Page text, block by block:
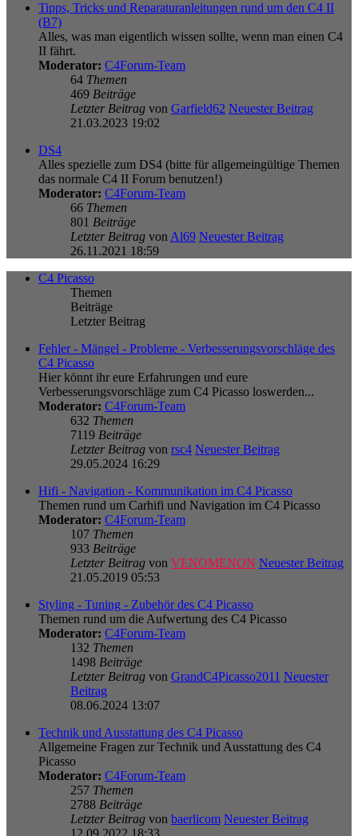
Tipps, Tricks und Reparaturanleitungen rund um den C4 II
(B7)
Alles, was man eigentlich wissen sollte, wenn man einen C4
II fährt.
Moderator: C4Forum-Team
64 Themen
469 Beiträge
Letzter Beitrag von Garfield62 Neuester Beitrag
21.03.2023 19:02
DS4
Alles spezielle zum DS4 (bitte für allgemeingültige Themen
das normale C4 II Forum benutzen!)
Moderator: C4Forum-Team
66 Themen
801 Beiträge
Letzter Beitrag von Al69 Neuester Beitrag
26.11.2021 18:59
C4 Picasso
Themen
Beiträge
Letzter Beitrag
Fehler - Mängel - Probleme - Verbesserungsvorschläge des
C4 Picasso
Hier könnt ihr eure Erfahrungen und eure
Verbesserungsvorschläge zum C4 Picasso loswerden...
Moderator: C4Forum-Team
632 Themen
7119 Beiträge
Letzter Beitrag von rsc4 Neuester Beitrag
29.05.2024 16:29
Hifi - Navigation - Kommunikation im C4 Picasso
Themen rund um Carhifi und Navigation im C4 Picasso
Moderator: C4Forum-Team
107 Themen
933 Beiträge
Letzter Beitrag von VENOMENON Neuester Beitrag
21.05.2019 05:53
Styling - Tuning - Zubehör des C4 Picasso
Themen rund um die Aufwertung des C4 Picasso
Moderator: C4Forum-Team
132 Themen
1498 Beiträge
Letzter Beitrag von GrandC4Picasso2011 Neuester
Beitrag
08.06.2024 13:07
Technik und Ausstattung des C4 Picasso
Allgemeine Fragen zur Technik und Ausstattung des C4
Picasso
Moderator: C4Forum-Team
257 Themen
2788 Beiträge
Letzter Beitrag von baerlicom Neuester Beitrag
12.09.2022 18:33